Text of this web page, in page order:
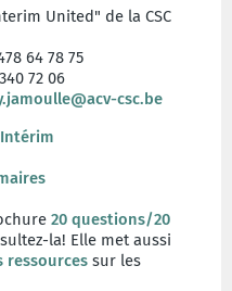
United" de la CSC
64 78 75
06
csc.be
20 questions/20
la! Elle met aussi
ressources sur les